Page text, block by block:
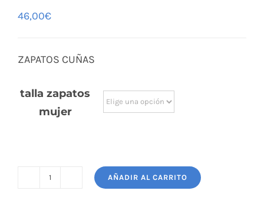
46,00€
ZAPATOS CUÑAS
talla zapatos
mujer
AÑADIR AL CARRITO